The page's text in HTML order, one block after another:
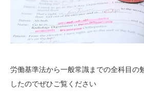
労働基準法から一般常識までの全科目の
したのでぜひご覧ください